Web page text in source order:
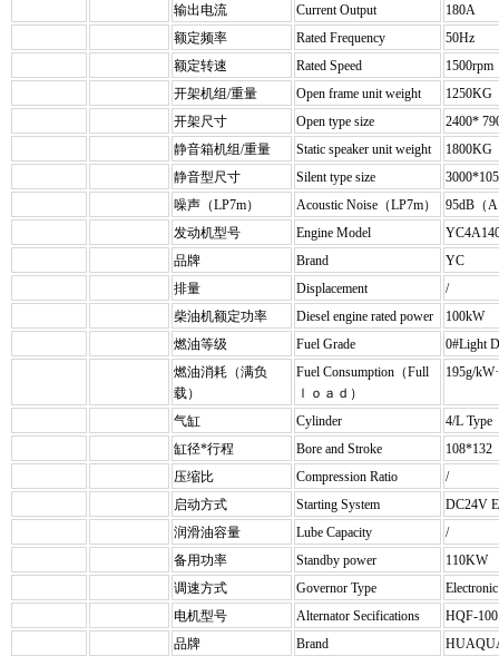
输出电流
Current Output
180A
额定频率
Rated Frequency
50Hz
额定转速
Rated Speed
1500rpm
开架机组/重量
Open frame unit weight
1250KG
开架尺寸
Open type size
2400*
静音箱机组/重量
Static speaker unit weight
1800KG
静音型尺寸
Silent type size
噪声（LP7m）
Acoustic Noise（LP7m）
95dB（
发动机型号
Engine Model
品牌
Brand
YC
排量
Displacement
/
柴油机额定功率
Diesel engine rated power
100kW
燃油等级
Fuel Grade
0#Light
燃油消耗（满负
载）
Fuel Consumption（Full
ｌｏａｄ）
195g/
气缸 Cylinder
4/L Type
缸径*行程
Bore and Stroke
108*132
压缩比
Compression Ratio
/
启动方式
Starting System
DC24V
润滑油容量
Lube Capacity
/
备用功率
Standby power
110KW
调速方式
Governor Type Electronic
电机型号
Alternator Secifications
HQF-100
品牌
Brand